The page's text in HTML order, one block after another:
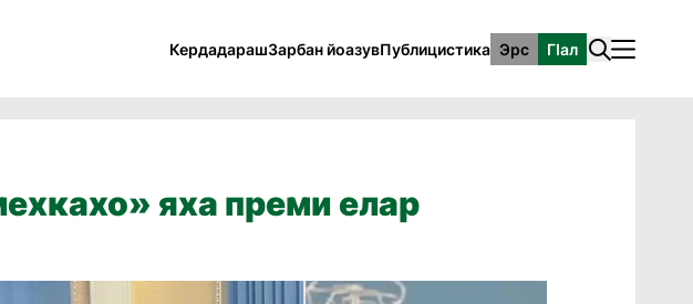
КердадарашЗарбан йоазувПублицистика Эрс ГӀал
яха преми елар